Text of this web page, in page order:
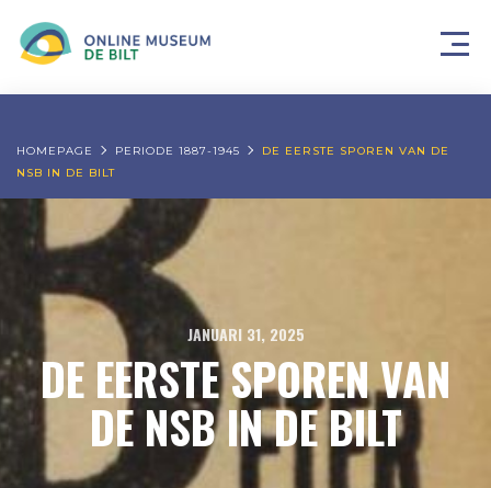
HOMEPAGE PERIODE 1887-1945
DE EERSTE SPOREN VAN DE
NSB IN DE BILT
JANUARI 31, 2025
DE EERSTE SPOREN VAN
DE NSB IN DE BILT